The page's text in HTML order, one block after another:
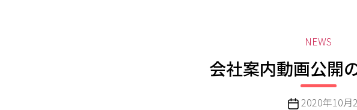
カ
ゴ
リ
ー
NEWS
会社案内動画公開
投 2020年10月